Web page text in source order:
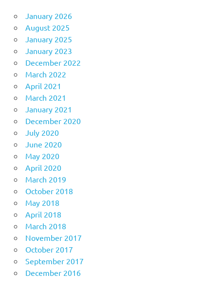
January 2026
August 2025
January 2025
January 2023
December 2022
March 2022
April 2021
March 2021
January 2021
December 2020
July 2020
June 2020
May 2020
April 2020
March 2019
October 2018
May 2018
April 2018
March 2018
November 2017
October 2017
September 2017
December 2016